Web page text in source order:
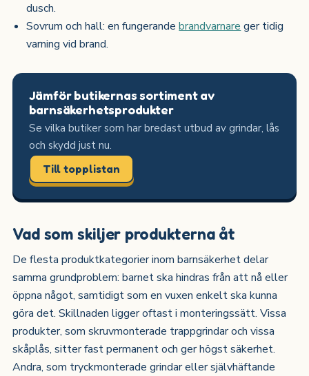
dusch.
Sovrum och hall: en fungerandebrandvarnare ger tidig
varning vid brand.
Jämför butikernas sortiment av
barnsäkerhetsprodukter
Se vilka butiker som har bredast utbud av grindar, lås
och skydd just nu.
Till topplistan
Vad som skiljer produkterna åt
De flesta produktkategorier inom barnsäkerhet delar
samma grundproblem: barnet ska hindras från att nå eller
öppna något, samtidigt som en vuxen enkelt ska kunna
göra det. Skillnaden ligger oftast i monteringssätt. Vissa
produkter, som skruvmonterade trappgrindar och vissa
skåplås, sitter fast permanent och ger högst säkerhet.
Andra, som tryckmonterade grindar eller självhäftande